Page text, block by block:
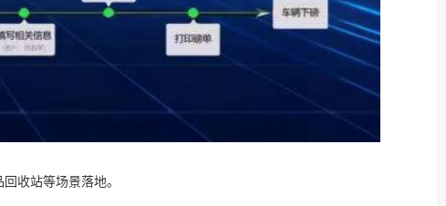
收站等场景落地。